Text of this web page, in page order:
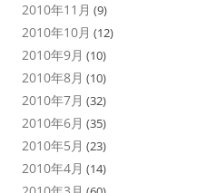
2010年11月 (9)
2010年10月 (12)
2010年9月 (10)
2010年8月 (10)
2010年7月 (32)
2010年6月 (35)
2010年5月 (23)
2010年4月 (14)